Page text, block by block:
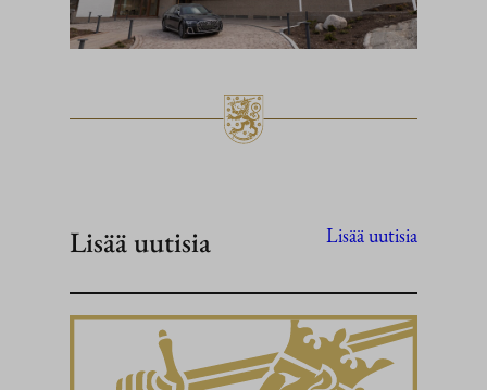
Lisää uutisia Lisää uutisia